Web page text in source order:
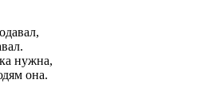
нужна,
она.